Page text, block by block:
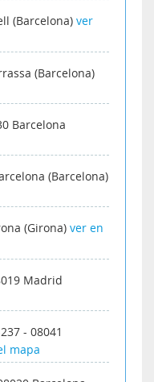
(Barcelona) ver
(Barcelona)
Barcelona
(Barcelona)
(Girona) ver en
Madrid
- 08041
mapa